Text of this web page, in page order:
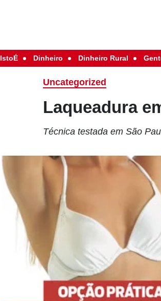
IstoÉ Dinheiro Dinheiro Rural
Uncategorized
Laqueadura
Técnica testada em São